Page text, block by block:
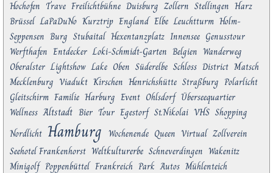
Hochofen Trave Freilichtbühne Duisburg Zollern Stellingen Harz
Brüssel LaPaDuNo Kurztrip England Elbe Leuchtturm Holm-
Seppensen Burg Stubaital Hexentanzplatz Innensee Genusstour
Werfthafen Entdecker Loki-Schmidt-Garten Belgien Wanderweg
Oberalster Lightshow Lake Oben Süderelbe Schloss District Matsch
Mecklenburg Viadukt Kirschen Henrichshütte Straßburg Polarlicht
Gleitschirm Familie Harburg Event Ohlsdorf Überseequartier
Wellness Altstadt Bier Tour Egestorf St.Nikolai VHS Shopping
Nordlicht Hamburg Wochenende Queen Virtual Zollverein
Seehotel Frankenhorst Weltkulturerbe Schneverdingen Wakenitz
Minigolf Poppenbüttel Frankreich Park Autos Mühlenteich